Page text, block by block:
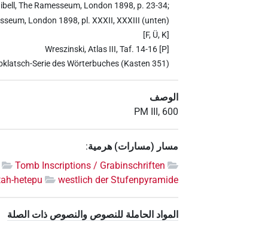
The Ramesseum, London 1898, p. 23-34;
London 1898, pl. XXXII, XXXIII (unten)
[F, Ü, K]
Wreszinski, Atlas III, Taf. 14-16 [P]
Serie des Wörterbuches (Kasten 351)
الوصف
PM III, 600
مسار (مسارات) هرمية:
Tomb Inscriptions / Grabinschriften
westlich der Stufenpyramide
hetepu
المواد الحاملة للنصوص والنصوص ذات الصلة